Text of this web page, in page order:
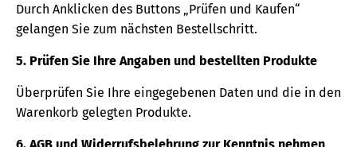
Durch Anklicken des Buttons „Prüfen und Kaufen“
gelangen Sie zum nächsten Bestellschritt.
5. Prüfen Sie Ihre Angaben und bestellten Produkte
Überprüfen Sie Ihre eingegebenen Daten und die in den
Warenkorb gelegten Produkte.